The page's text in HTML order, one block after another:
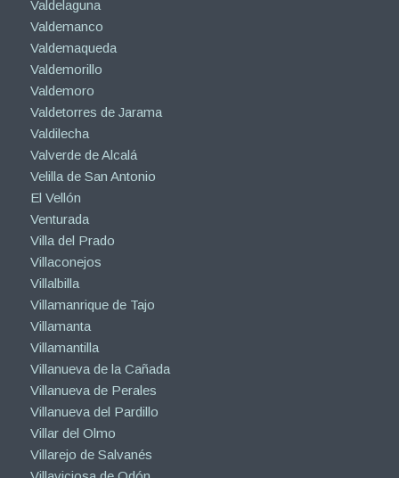
Valdelaguna
Valdemanco
Valdemaqueda
Valdemorillo
Valdemoro
Valdetorres de Jarama
Valdilecha
Valverde de Alcalá
Velilla de San Antonio
El Vellón
Venturada
Villa del Prado
Villaconejos
Villalbilla
Villamanrique de Tajo
Villamanta
Villamantilla
Villanueva de la Cañada
Villanueva de Perales
Villanueva del Pardillo
Villar del Olmo
Villarejo de Salvanés